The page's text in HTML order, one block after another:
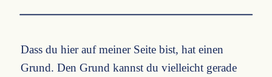
Dass du hier auf meiner Seite bist, hat einen
Grund. Den Grund kannst du vielleicht gerade